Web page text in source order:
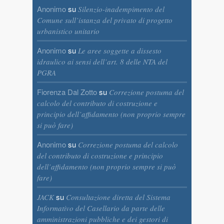
Anonimosu Silenzio-inadempimento del
Comune sull’istanza del privato di progetto
urbanistico unitario
Anonimosu Le aree soggette a dissesto
idraulico ai sensi dell’art. 8 delle NTA del
PGRA
Fiorenza Dal Zottosu Correzione postuma del
calcolo del contributo di costruzione e
principio dell’affidamento (non proprio sempre
si può fare)
Anonimosu Correzione postuma del calcolo
del contributo di costruzione e principio
dell’affidamento (non proprio sempre si può
fare)
JACKsu Consultazione diretta del Sistema
Informativo del Casellario da parte delle
amministrazioni pubbliche e dei gestori di